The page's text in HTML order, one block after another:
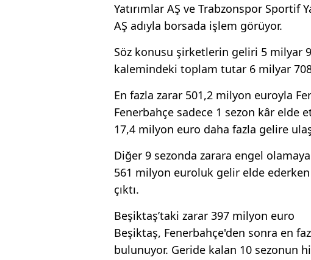
Yatırımlar AŞ ve Trabzonspor Sportif
AŞ adıyla borsada işlem görüyor.
Söz konusu şirketlerin geliri 5 milyar
kalemindeki toplam tutar 6 milyar
En fazla zarar 501,2 milyon euroyla
Fenerbahçe sadece 1 sezon kâr elde
17,4 milyon euro daha fazla gelire
Diğer 9 sezonda zarara engel
561 milyon euroluk gelir elde
çıktı.
Beşiktaş’taki zarar 397 milyon euro
Beşiktaş, Fenerbahçe'den sonra en
bulunuyor. Geride kalan 10 sezonun